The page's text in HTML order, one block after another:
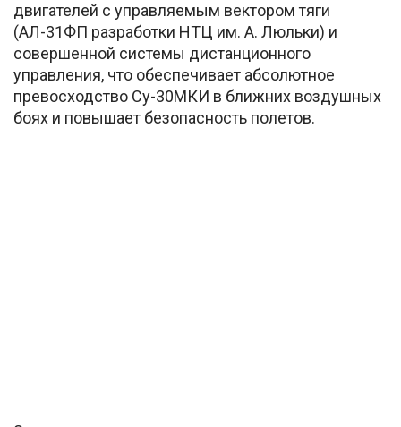
двигателей с управляемым вектором тяги
(АЛ-31ФП разработки НТЦ им. А. Люльки) и
совершенной системы дистанционного
управления, что обеспечивает абсолютное
превосходство Су-30МКИ в ближних воздушных
боях и повышает безопасность полетов.